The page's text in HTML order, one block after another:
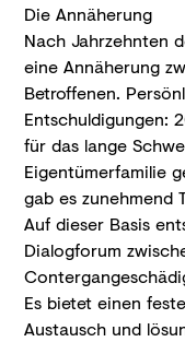
Die Annäherung
Nach Jahrzehnten
eine Annäherung
Betroffenen.
Entschuldigungen:
für das lange
Eigentümerfamilie
gab es zunehmend
Auf dieser Basis
Dialogforum
Es bietet einen
Austausch und